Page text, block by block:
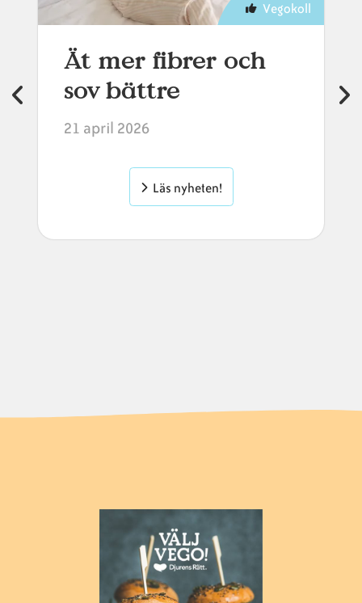
Vegokoll
Ät mer fibrer och
sov bättre
21 april 2026
Läs nyheten!